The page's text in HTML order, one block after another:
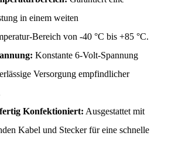
in einem weiten
Bereich von -40 °C bis +85 °C.
Konstante 6-Volt-Spannung
Versorgung empfindlicher
Konfektioniert: Ausgestattet mit
Kabel und Stecker für eine schnelle